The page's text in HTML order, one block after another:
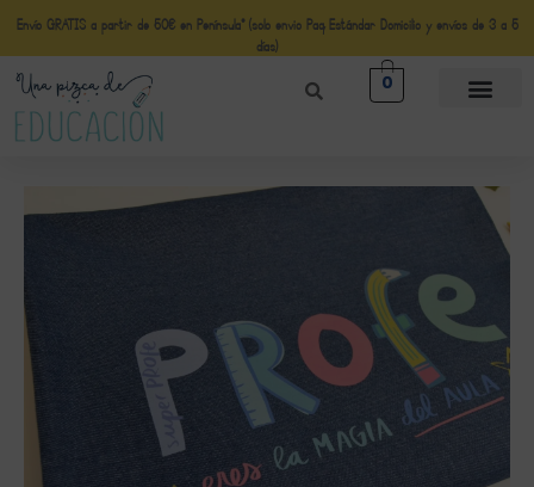
Envío GRATIS a partir de 50€ en Península* (solo envio Paq Estándar Domicilio y envíos de 3 a 5
días)
0